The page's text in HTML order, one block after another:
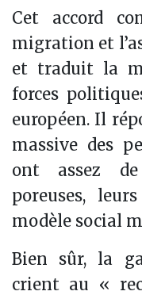
Cet accord
migration et
et traduit la
forces
européen. Il
massive des
ont assez
poreuses,
modèle social
Bien sûr, la
crient au «